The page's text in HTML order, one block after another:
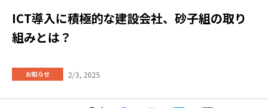
ICT導入に積極的な建設会社、砂子組の取り
組みとは？
お知らせ 2/3, 2025